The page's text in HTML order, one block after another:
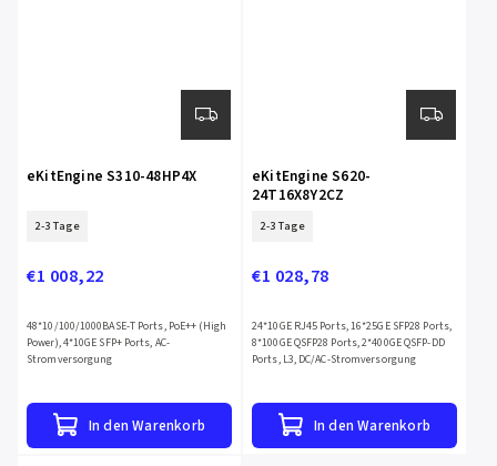
eKitEngine S310-48HP4X
2-3 Tage
€1 008,22
In den Warenkorb
48*10/100/1000BASE-T Ports, PoE++ (High
Power), 4*10GE SFP+ Ports, AC-
Stromversorgung
eKitEngine S620-
24T16X8Y2CZ
2-3 Tage
€1 028,78
In den Warenkorb
24*10GE RJ45 Ports, 16*25GE SFP28 Ports,
8*100GE QSFP28 Ports, 2*400GE QSFP-DD
Ports, L3, DC/AC-Stromversorgung